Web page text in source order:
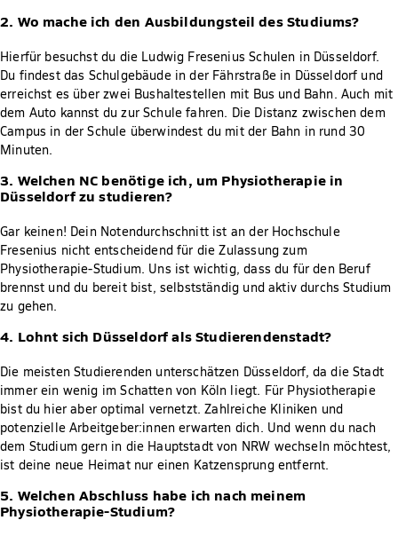
2. Wo mache ich den Ausbildungsteil des Studiums?
Hierfür besuchst du die Ludwig Fresenius Schulen in Düsseldorf.
Du findest das Schulgebäude in der Fährstraße in Düsseldorf und
erreichst es über zwei Bushaltestellen mit Bus und Bahn. Auch mit
dem Auto kannst du zur Schule fahren. Die Distanz zwischen dem
Campus in der Schule überwindest du mit der Bahn in rund 30
Minuten.
3. Welchen NC benötige ich, um Physiotherapie in
Düsseldorf zu studieren?
Gar keinen! Dein Notendurchschnitt ist an der Hochschule
Fresenius nicht entscheidend für die Zulassung zum
Physiotherapie-Studium. Uns ist wichtig, dass du für den Beruf
brennst und du bereit bist, selbstständig und aktiv durchs Studium
zu gehen.
4. Lohnt sich Düsseldorf als Studierendenstadt?
Die meisten Studierenden unterschätzen Düsseldorf, da die Stadt
immer ein wenig im Schatten von Köln liegt. Für Physiotherapie
bist du hier aber optimal vernetzt. Zahlreiche Kliniken und
potenzielle Arbeitgeber:innen erwarten dich. Und wenn du nach
dem Studium gern in die Hauptstadt von NRW wechseln möchtest,
ist deine neue Heimat nur einen Katzensprung entfernt.
5. Welchen Abschluss habe ich nach meinem
Physiotherapie-Studium?